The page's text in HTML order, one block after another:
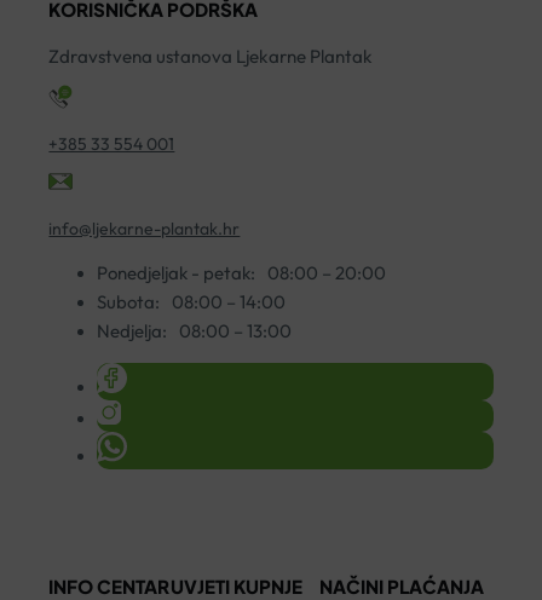
KAPSULE
A30
KORISNIČKA PODRŠKA
Zdravstvena ustanova Ljekarne Plantak
+385 33 554 001
info@ljekarne-plantak.hr
Ponedjeljak - petak:
08:00 – 20:00
Subota:
08:00 – 14:00
Nedjelja:
08:00 – 13:00
INFO CENTARUVJETI KUPNJE NAČINI PLAĆANJA